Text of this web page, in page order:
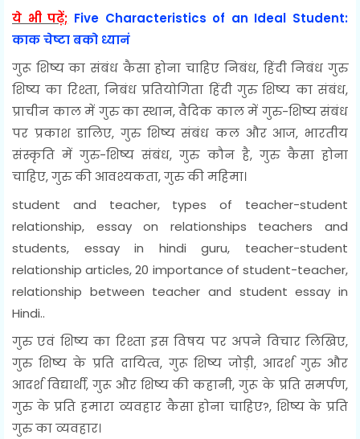
ये भी पढ़ें; Five Characteristics of an Ideal Student:
काक चेष्टा बको ध्यानं
गुरू शिष्य का संबंध कैसा होना चाहिए निबंध, हिंदी निबंध गुरु
शिष्य का रिश्ता, निबंध प्रतियोगिता हिंदी गुरु शिष्य का संबंध,
प्राचीन काल में गुरु का स्थान, वैदिक काल में गुरु-शिष्य संबंध
पर प्रकाश डालिए, गुरु शिष्य संबंध कल और आज, भारतीय
संस्कृति में गुरु-शिष्य संबंध, गुरु कौन है, गुरु कैसा होना
चाहिए, गुरु की आवश्यकता, गुरु की महिमा।
student and teacher, types of teacher-student
relationship, essay on relationships teachers and
students, essay in hindi guru, teacher-student
relationship articles, 20 importance of student-teacher,
relationship between teacher and student essay in
Hindi..
गुरु एवं शिष्य का रिश्ता इस विषय पर अपने विचार लिखिए,
गुरु शिष्य के प्रति दायित्व, गुरू शिष्य जोड़ी, आदर्श गुरु और
आदर्श विद्यार्थी, गुरू और शिष्य की कहानी, गुरू के प्रति समर्पण,
गुरु के प्रति हमारा व्यवहार कैसा होना चाहिए?, शिष्य के प्रति
गुरु का व्यवहार।